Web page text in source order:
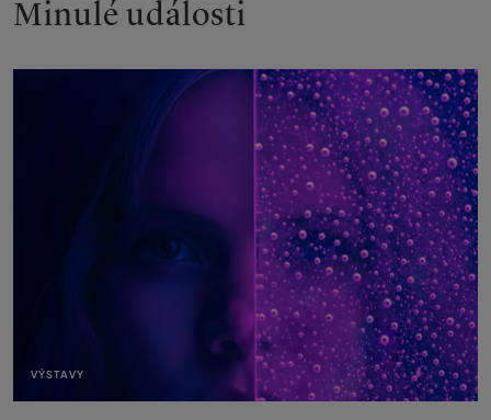
Minulé události
VÝSTAVY